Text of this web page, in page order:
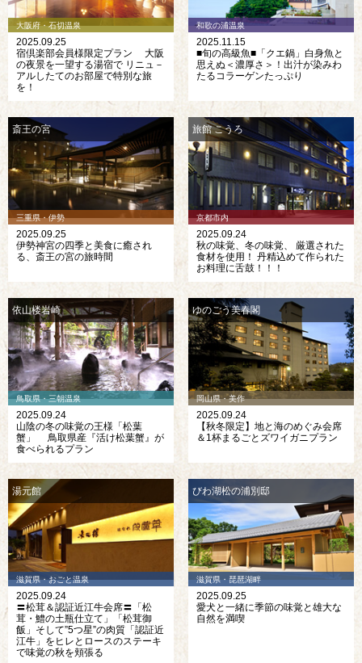
大阪府・石切温泉
2025.09.25
宿倶楽部会員様限定プラン 大阪
の夜景を一望する湯宿で リニュ－
アルしたてのお部屋で特別な旅
を！
和歌の浦温泉
2025.11.15
■旬の高級魚■「クエ鍋」白身魚と
思えぬ＜濃厚さ＞！出汁が染みわ
たるコラーゲンたっぷり
斎王の宮
三重県・伊勢
2025.09.25
伊勢神宮の四季と美食に癒され
る、斎王の宮の旅時間
旅館 こうろ
京都市内
2025.09.24
秋の味覚、冬の味覚、 厳選された
食材を使用！ 丹精込めて作られた
お料理に舌鼓！！！
依山楼岩崎
鳥取県・三朝温泉
2025.09.24
山陰の冬の味覚の王様「松葉
蟹」 鳥取県産『活け松葉蟹』が
食べられるプラン
ゆのごう美春閣
岡山県・美作
2025.09.24
【秋冬限定】地と海のめぐみ会席
＆1杯まるごとズワイガニプラン
湯元館
滋賀県・おごと温泉
2025.09.24
〓松茸＆認証近江牛会席〓「松
茸・鱧の土瓶仕立て」「松茸御
飯」そして”5つ星”の肉質「認証近
江牛」をヒレとロースのステーキ
で味覚の秋を頬張る
びわ湖松の浦別邸
滋賀県・琵琶湖畔
2025.09.25
愛犬と一緒に季節の味覚と雄大な
自然を満喫